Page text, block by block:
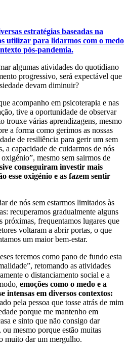
estratégias baseadas na
utilizar para lidarmos com o medo
pós-pandemia.
algumas atividades do quotidiano
progressivo, será expectável que
devam diminuir?
acompanho em psicoterapia e nas
tive a oportunidade de observar
trouxe várias aprendizagens, mesmo
a forma como gerimos as nossas
de resiliência para gerir um sem
a capacidade de cuidarmos de nós
mesmo sem sairmos de
conseguiram investir mais
esse oxigénio e as fazem sentir
de nós sem estarmos limitados às
recuperamos gradualmente alguns
próximas, frequentamos lugares que
voltaram a abrir portas, o que
um maior bem-estar.
teremos como pano de fundo esta
retomando as atividades
o distanciamento social e a
emoções como o medo e a
intensas em diversos contextos:
pela pessoa que tosse atrás de mim
porque me mantenho em
e sinto que não consigo dar
ou mesmo porque estão muitas
muito dar um mergulho.